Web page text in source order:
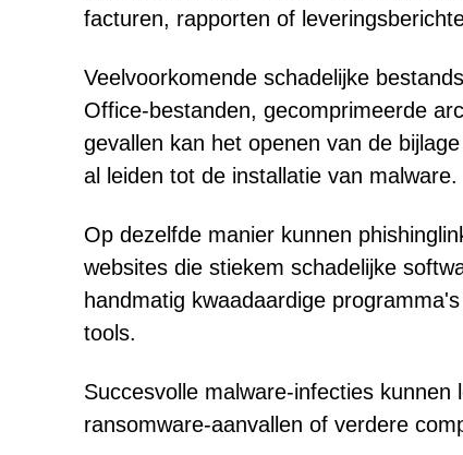
facturen, rapporten of
Veelvoorkomende schadelijke
Office-bestanden, gecomprimeerde
gevallen kan het openen van de
al leiden tot de installatie van malware.
Op dezelfde manier kunnen
websites die stiekem schadelijke
handmatig kwaadaardige
tools.
Succesvolle malware-infecties
ransomware-aanvallen of verdere